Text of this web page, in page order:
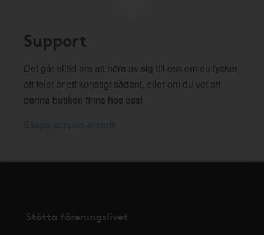
Support
Det går alltid bra att höra av sig till oss om du tycker
att felet är ett konstigt sådant, eller om du vet att
denna butiken finns hos oss!
Stötta föreningslivet